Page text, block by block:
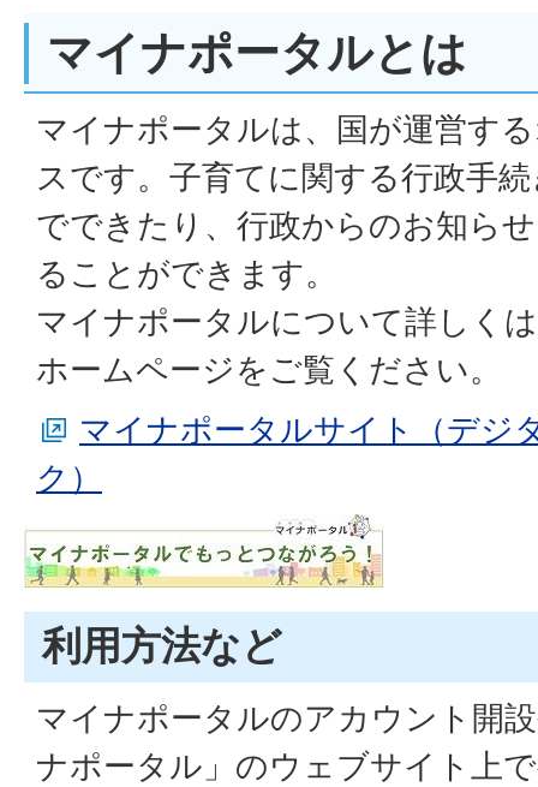
マイナポータルとは
マイナポータルは、国が運営す
スです。子育てに関する行政手
でできたり、行政からのお知ら
ることができます。
マイナポータルについて詳しく
ホームページをご覧ください。
マイナポータルサイト（デジ
ク）
利用方法など
マイナポータルのアカウント開
ナポータル」のウェブサイト上